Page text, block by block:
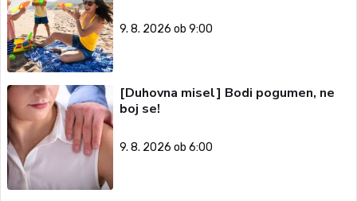
9. 8. 2026 ob 9:00
[Duhovna misel] Bodi pogumen, ne
boj se!
9. 8. 2026 ob 6:00